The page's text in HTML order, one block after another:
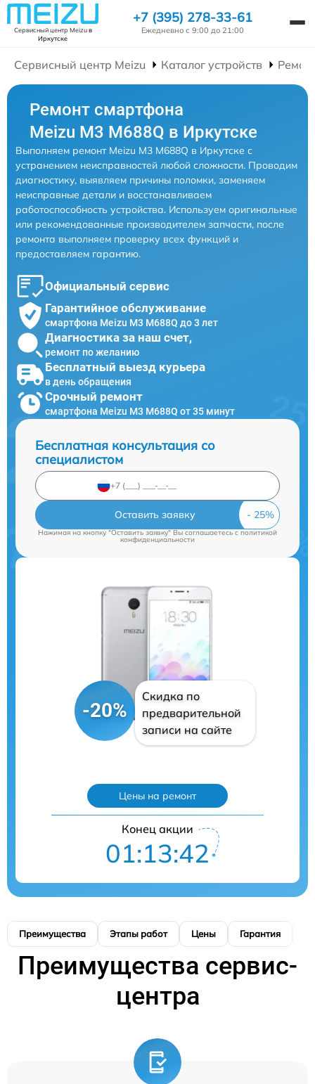
Сервисный центр Meizuв
Иркутске
+7 (395) 278-33-61
Ежедневно с 9:00 до 21:00
Сервисный центр Meizu Каталог устройств
Ремонт смартфона
Meizu M3 M688Q в Иркутске
Выполняем ремонт Meizu M3 M688Q в Иркутске с
устранением неисправностей любой сложности. Проводим
диагностику, выявляем причины поломки, заменяем
неисправные детали и восстанавливаем
работоспособность устройства. Используем оригинальные
или рекомендованные производителем запчасти, после
ремонта выполняем проверку всех функций и
предоставляем гарантию.
Официальный сервис
Гарантийное обслуживание
смартфона Meizu M3 M688Q до 3 лет
Диагностика за наш счет,
ремонт по желанию
Бесплатный выезд курьера
в день обращения
Срочный ремонт
смартфона Meizu M3 M688Q от 35 минут
Бесплатная консультация со
специалистом
Оставить заявку
Нажимая на кнопку "Оставить заявку" Вы соглашаетесь cполитикой
конфиденциальности
-20%
Скидка по
предварительной
записи на сайте
Цены на ремонт
Конец акции
01:13:41
Преимущества Этапы работ Цены Гарантия
Преимущества сервис-
центра